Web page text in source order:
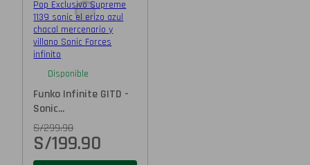
Disponible
Funko Infinite GITD -
Sonic...
S/299.90
S/199.90